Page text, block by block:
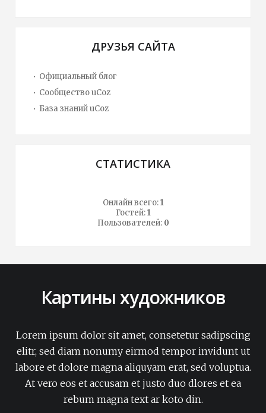
ДРУЗЬЯ САЙТА
Официальный блог
Сообщество uCoz
База знаний uCoz
СТАТИСТИКА
Онлайн всего:1
Гостей:1
Пользователей: 0
Картины художников
Lorem ipsum dolor sit amet, consetetur sadipscing
elitr, sed diam nonumy eirmod tempor invidunt ut
labore et dolore magna aliquyam erat, sed voluptua.
At vero eos et accusam et justo duo dlores et ea
rebum magna text ar koto din.